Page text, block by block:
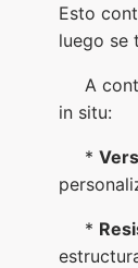
Esto
luego se
A
in situ:
*
*